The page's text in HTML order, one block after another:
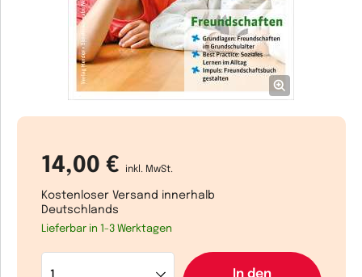
14,00 € inkl. MwSt.
Kostenloser Versand innerhalb
Deutschlands
Lieferbar in 1-3 Werktagen
In den